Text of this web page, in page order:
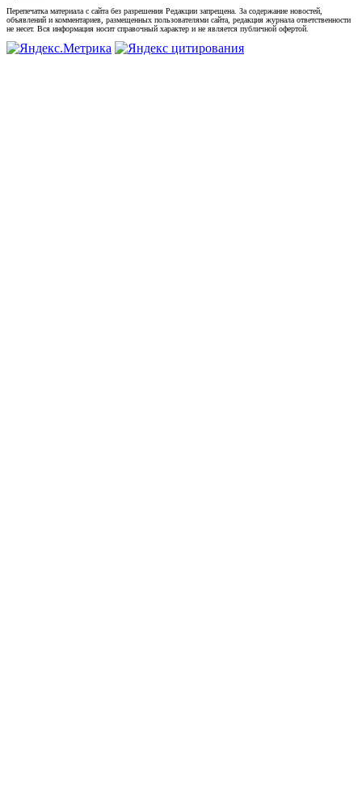
Перепечатка материала с сайта без разрешения Редакции запрещена. За содержание новостей,
объявлений и комментариев, размещенных пользователями сайта, редакция журнала ответственности
не несет. Вся информация носит справочный характер и не является публичной офертой.